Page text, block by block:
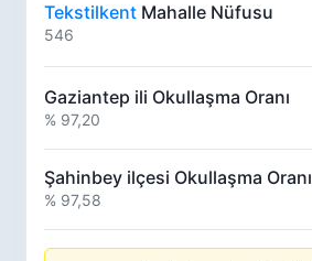
Tekstilkent Mahalle Nüfusu
546
Gaziantep ili Okullaşma Oranı
% 97,20
Şahinbey ilçesi Okullaşma Oranı
% 97,58